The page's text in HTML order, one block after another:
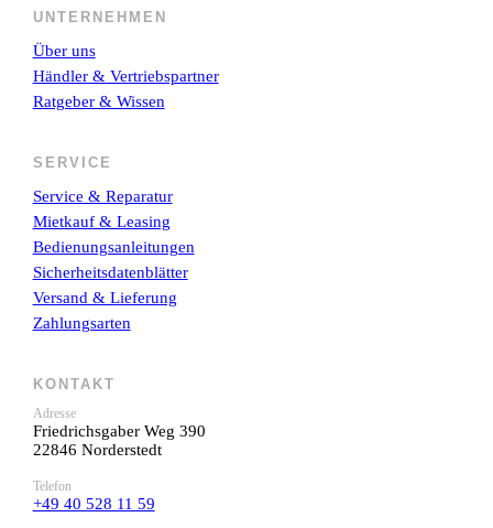
UNTERNEHMEN
Über uns
Händler & Vertriebspartner
Ratgeber & Wissen
SERVICE
Service & Reparatur
Mietkauf & Leasing
Bedienungsanleitungen
Sicherheitsdatenblätter
Versand & Lieferung
Zahlungsarten
KONTAKT
Adresse
Friedrichsgaber Weg 390
22846 Norderstedt
Telefon
+49 40 528 11 59